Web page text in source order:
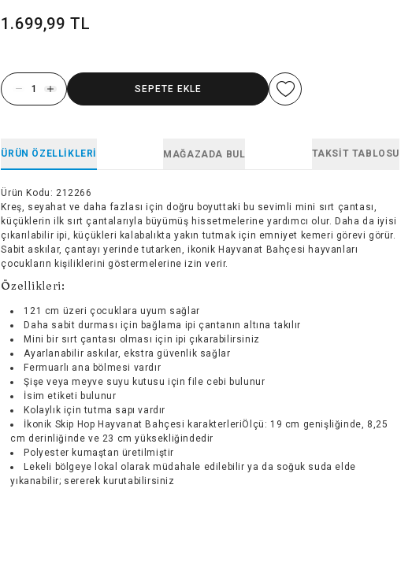
1.699,99 TL
SEPETE EKLE
ÜRÜN ÖZELLIKLERI MAĞAZADA BUL TAKSIT TABLOSU
Ürün Kodu : 212266
Kreş, seyahat ve daha fazlası için doğru boyuttaki bu sevimli mini sırt çantası,
küçüklerin ilk sırt çantalarıyla büyümüş hissetmelerine yardımcı olur. Daha da iyisi
çıkarılabilir ipi, küçükleri kalabalıkta yakın tutmak için emniyet kemeri görevi görür.
Sabit askılar, çantayı yerinde tutarken, ikonik Hayvanat Bahçesi hayvanları
çocukların kişiliklerini göstermelerine izin verir.
Özellikleri:
121 cm üzeri çocuklara uyum sağlar
Daha sabit durması için bağlama ipi çantanın altına takılır
Mini bir sırt çantası olması için ipi çıkarabilirsiniz
Ayarlanabilir askılar, ekstra güvenlik sağlar
Fermuarlı ana bölmesi vardır
Şişe veya meyve suyu kutusu için file cebi bulunur
İsim etiketi bulunur
Kolaylık için tutma sapı vardır
İkonik Skip Hop Hayvanat Bahçesi karakterleriÖlçü: 19 cm genişliğinde, 8,25
cm derinliğinde ve 23 cm yüksekliğindedir
Polyester kumaştan üretilmiştir
Lekeli bölgeye lokal olarak müdahale edilebilir ya da soğuk suda elde
yıkanabilir; sererek kurutabilirsiniz